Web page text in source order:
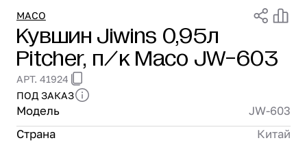
Проектирование
Сервис и монтаж
ПОКУПАТЕЛЯМ
Доставка и оплата
Гарантия и возврат
Лизинг
Акции
MACO
Кувшин Jiwins 0,95л
Pitcher, п/к Maco JW-603
АРТ. 41924
ПОД ЗАКАЗ
Модель
JW-603
Страна
Китай